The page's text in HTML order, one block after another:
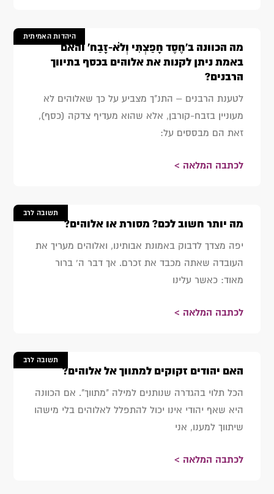
היהדות האמיתית
מה הכוונה ב'חֶסֶד חָפַצְתִּי וְלֹא-זָבַח' והאם
באמת ניתן לקנות את אלוהים בכסף בתיווך
הרבנים?
לטענת הרבנים – התנ"ך מצביע על כך שאלוהים לא
מעוניין בזבח-קורבן, אלא שהוא מעדיף צדקה (כסף),
זאת הם מבססים על:
לכתבה המלאה >
תשובה לרב
מה יותר חשוב לכם? מסורת או אלוהים?
יפה מצדך לדבוק באמונת אבותינו, ואלוהים מעריך את
העובדה שאתה מכבד את זכרם. אך דבר ה' ברור
מאוד: כאשר עלינו
לכתבה המלאה >
תשובה לרב
האם יהודים זקוקים למתווך אל אלוהים?
הכל תלוי בהגדרה שנותנים למילה "מתווך". אם הכוונה
היא שאף יהודי אינו יכול להתפלל לאלוהים בלי מישהו
שיתווך למענו, אני
לכתבה המלאה >